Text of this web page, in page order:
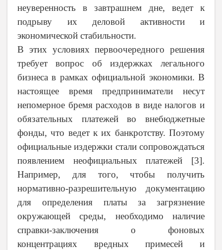
неуверенность в завтрашнем дне, ведет к
подрыву их деловой активности и
экономической стабильности.
В этих условиях первоочередного решения
требует вопрос об издержках легального
бизнеса в рамках официальной экономики. В
настоящее время предприниматели несут
непомерное бремя расходов в виде налогов и
обязательных платежей во внебюджетные
фонды, что ведет к их банкротству. Поэтому
официальные издержки стали сопровождаться
появлением неофициальных платежей [3].
Например, для того, чтобы получить
нормативно-разрешительную документацию
для определения платы за загрязнение
окружающей среды, необходимо наличие
справки-заключения о фоновых
концентрациях вредных примесей и